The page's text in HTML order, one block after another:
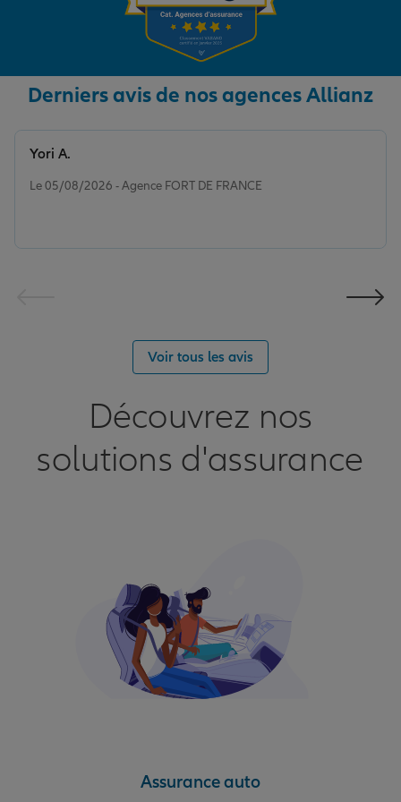
Derniers avis de nos agences Allianz
Le 05/08/2026 - Agence FORT DE FRANCE
Yori A.
Voir tous les avis
Découvrez nos
solutions d'assurance
Assurance auto